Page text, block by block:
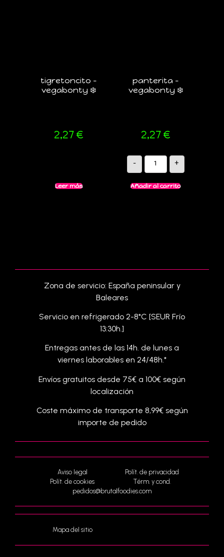
tigretoncito –
vegabonty ❄️
2,27 €
Leer más
panterita –
vegabonty ❄️
2,27 €
- +
Añadir al carrito
Zona de servicio: España peninsular y
Baleares
Servicio en refrigerado 2-8*C [SEUR Frío
13:30h.]
Entregas antes de las 14h. de lunes a
viernes laborables en 24/48h.*
Envíos gratuitos desde 75€ a 100€ según
localización
Coste máximo de transporte 8,99€ según
importe de pedido
Aviso legal
Polít. de privacidad
Polít. de cookies
Térm. y cond.
pedidos@brutalfoodies.com
Mapa del sitio